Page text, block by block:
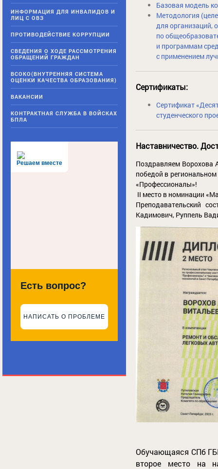
ИНФОРМАЦИЯ ДЛЯ ИНВАЛИДОВ И
ЛИЦ С ОВЗ
ПРОТИВОДЕЙСТВИЕ КОРРУПЦИИ
СВЕДЕНИЯ О ХОДЕ РАССМОТРЕНИЯ
ОБРАЩЕНИЙ ГРАЖДАН
ВСОКО(ВНУТРЕННЯЯ СИСТЕМА
ОЦЕНКИ КАЧЕСТВА ОБРАЗОВАНИЯ)
ВАКАНСИИ
КОНТРАКТНАЯ СЛУЖБА В ВОЙСКАХ
БПЛА
Решаем вместе
Есть вопрос?
НАПИСАТЬ О ПРОБЛЕМЕ
Базовая модель
Методология
для организаций,
по
и программам
с применением
Сертификаты:
Сертификат
студенческого
Наставничество.
Поздравляем Ворохова
победой в
«Профессионалы»!
II место в номинации
Преподавательский
Кадимович, Руппель
Обучающаяся СПб
второе место на